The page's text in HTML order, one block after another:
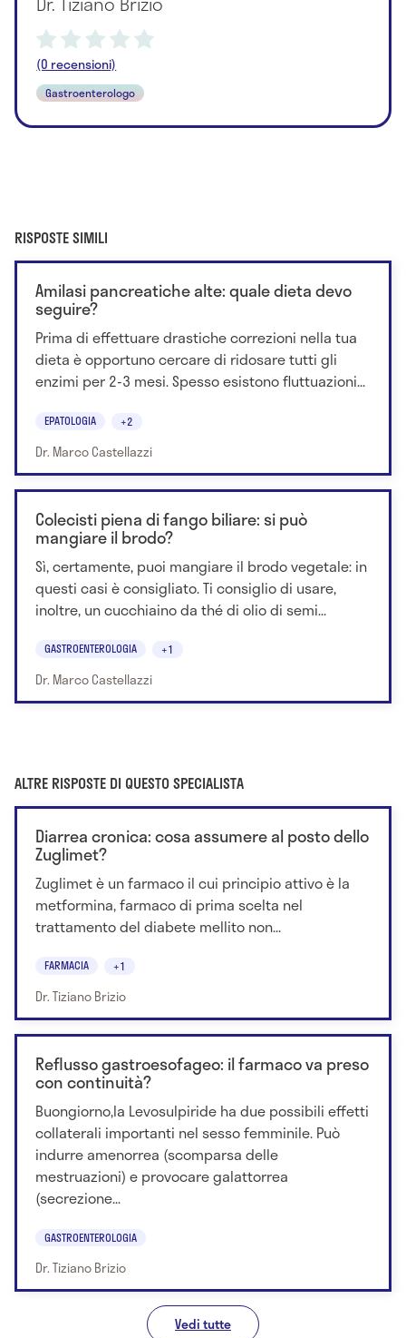
(0 recensioni)
Gastroenterologo
RISPOSTE SIMILI
Amilasi pancreatiche alte: quale dieta devo
seguire?
Prima di effettuare drastiche correzioni nella tua
dieta è opportuno cercare di ridosare tutti gli
enzimi per 2-3 mesi. Spesso esistono fluttuazioni...
EPATOLOGIA +2
Dr. Marco Castellazzi
Colecisti piena di fango biliare: si può
mangiare il brodo?
Sì, certamente, puoi mangiare il brodo vegetale: in
questi casi è consigliato. Ti consiglio di usare,
inoltre, un cucchiaino da thé di olio di semi...
GASTROENTEROLOGIA +1
Dr. Marco Castellazzi
ALTRE RISPOSTE DI QUESTO SPECIALISTA
Diarrea cronica: cosa assumere al posto dello
Zuglimet?
Zuglimet è un farmaco il cui principio attivo è la
metformina, farmaco di prima scelta nel
trattamento del diabete mellito non...
FARMACIA +1
Dr. Tiziano Brizio
Reflusso gastroesofageo: il farmaco va preso
con continuità?
Buongiorno,la Levosulpiride ha due possibili effetti
collaterali importanti nel sesso femminile. Può
indurre amenorrea (scomparsa delle
mestruazioni) e provocare galattorrea
(secrezione...
GASTROENTEROLOGIA
Dr. Tiziano Brizio
Vedi tutte